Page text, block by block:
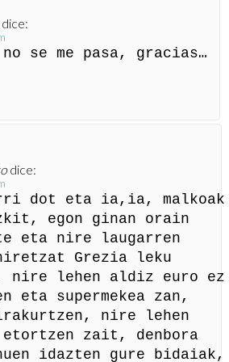
dice:
se me pasa, gracias…
dice:
dot eta ia,ia, malkoak
egon ginan orain
eta nire laugarren
Grezia leku
nire lehen aldiz euro ez
eta supermekea zan,
nire lehen
zait, denbora
idazten gure bidaiak,